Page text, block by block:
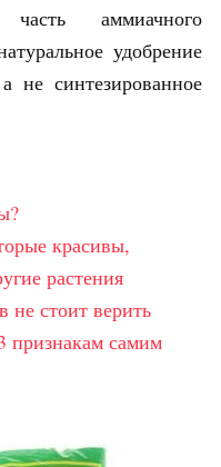
аммиачного
удобрение
не синтезированное
красивы,
растения
не стоит верить
признакам самим